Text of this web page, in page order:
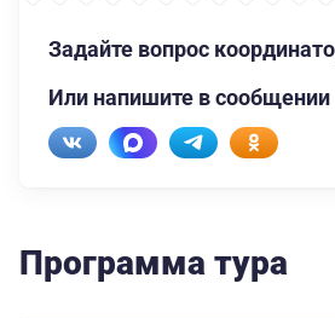
Задайте вопрос
Или напишите в сообщении
Программа тура